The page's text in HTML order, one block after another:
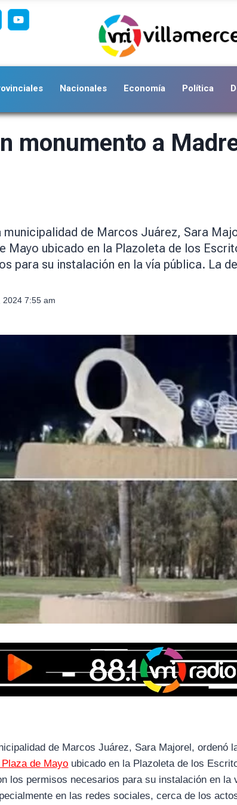
Nacionales Economía Política
monumento a
municipalidad de Marcos Juárez, Sara
Mayo ubicado en la Plazoleta de los
para su instalación en la vía pública. La
2024 7:55 am
de Marcos Juárez, Sara Majorel, ordenó
de Mayo ubicado en la Plazoleta de los
los permisos necesarios para su instalación en la
en las redes sociales, cerca de los